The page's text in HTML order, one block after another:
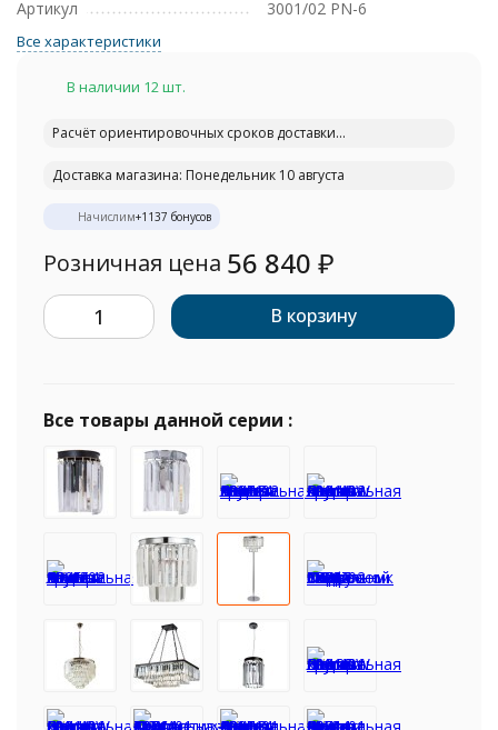
Артикул
3001/02 PN-6
Все характеристики
В наличии 12 шт.
Расчёт ориентировочных сроков доставки...
Доставка магазина: Понедельник 10 августа
Начислим+1137 бонусов
Розничная цена 56 840 ₽
В корзину
Все товары данной серии :